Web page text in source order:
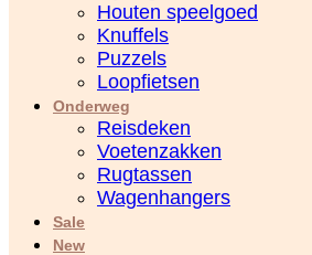
Houten speelgoed
Knuffels
Puzzels
Loopfietsen
Onderweg
Reisdeken
Voetenzakken
Rugtassen
Wagenhangers
Sale
New